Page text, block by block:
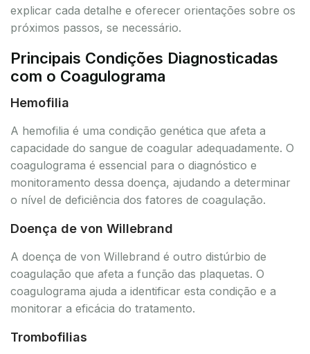
explicar cada detalhe e oferecer orientações sobre os
próximos passos, se necessário.
Principais Condições Diagnosticadas
com o Coagulograma
Hemofilia
A hemofilia é uma condição genética que afeta a
capacidade do sangue de coagular adequadamente. O
coagulograma é essencial para o diagnóstico e
monitoramento dessa doença, ajudando a determinar
o nível de deficiência dos fatores de coagulação.
Doença de von Willebrand
A doença de von Willebrand é outro distúrbio de
coagulação que afeta a função das plaquetas. O
coagulograma ajuda a identificar esta condição e a
monitorar a eficácia do tratamento.
Trombofilias